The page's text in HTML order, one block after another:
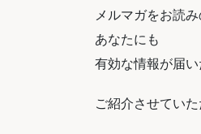
メルマガをお読
あなたにも
有効な情報が届
ご紹介させていた